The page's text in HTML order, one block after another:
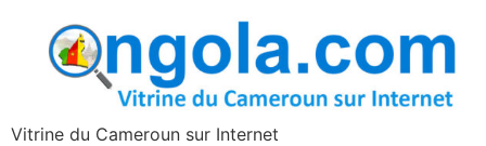
principal
Vitrine du Cameroun sur Internet